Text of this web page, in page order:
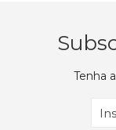
Tenha